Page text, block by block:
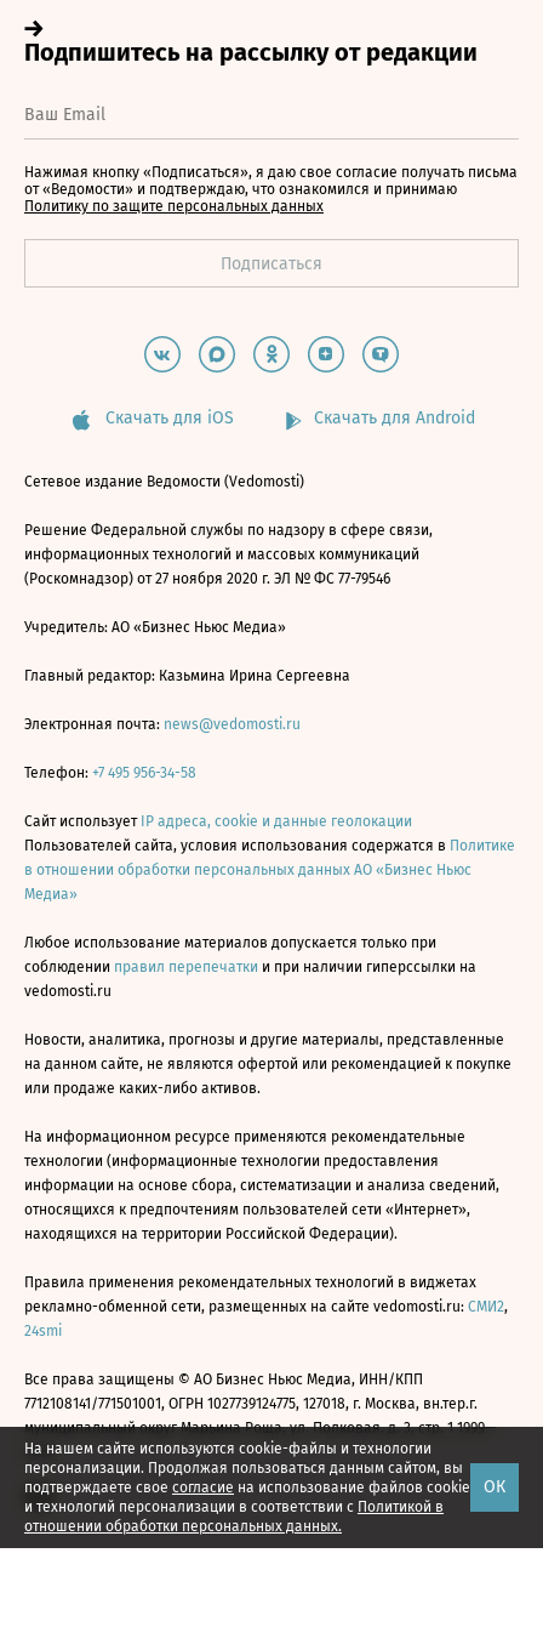
На нашем сайте используются cookie-файлы и технологии
персонализации. Продолжая пользоваться данным сайтом, вы
подтверждаете свое согласие на использование файлов cookie
и технологий персонализации в соответствии с Политикой в
отношении обработки персональных данных.
ОК
Нажимая кнопку «Подписаться», я даю свое согласие получать письма
от «Ведомости» и подтверждаю, что ознакомился и принимаю
Политику по защите персональных данных
Скачать для iOS Скачать для Android
Сетевое издание Ведомости (Vedomosti)
Решение Федеральной службы по надзору в сфере связи,
информационных технологий и массовых коммуникаций
(Роскомнадзор) от 27 ноября 2020 г. ЭЛ № ФС 77-79546
Учредитель: АО «Бизнес Ньюс Медиа»
Главный редактор: Казьмина Ирина Сергеевна
Электронная почта: news@vedomosti.ru
Телефон: +7 495 956-34-58
Сайт использует IP адреса, cookie и данные геолокации
Пользователей сайта, условия использования содержатся в Политике
в отношении обработки персональных данных АО «Бизнес Ньюс
Медиа»
Любое использование материалов допускается только при
соблюдении правил перепечатки и при наличии гиперссылки на
vedomosti.ru
Новости, аналитика, прогнозы и другие материалы, представленные
на данном сайте, не являются офертой или рекомендацией к покупке
или продаже каких-либо активов.
На информационном ресурсе применяются рекомендательные
технологии (информационные технологии предоставления
информации на основе сбора, систематизации и анализа сведений,
относящихся к предпочтениям пользователей сети «Интернет»,
находящихся на территории Российской Федерации).
Правила применения рекомендательных технологий в виджетах
рекламно-обменной сети, размещенных на сайте vedomosti.ru: СМИ2,
24smi
Все права защищены © АО Бизнес Ньюс Медиа, ИНН/КПП
7712108141/771501001, ОГРН 1027739124775, 127018, г. Москва, вн.тер.г.
муниципальный округ Марьина Роща, ул. Полковая, д. 3, стр. 1 1999—
2026